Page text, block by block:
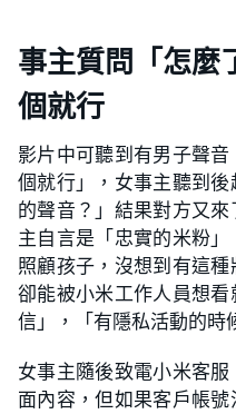
事主質問「怎
個就行
影片中可聽到有男子聲
個就行」，女事主聽到
的聲音？」結果對方又
主自言是「忠實的米粉
照顧孩子，沒想到有這
卻能被小米工作人員想
信」，「有隱私活動的時
女事主隨後致電小米客
面內容，但如果客戶帳